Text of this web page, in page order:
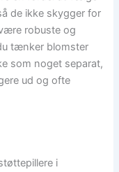
de ikke skygger for
robuste og
tænker blomster
som noget separat,
ud og ofte
i